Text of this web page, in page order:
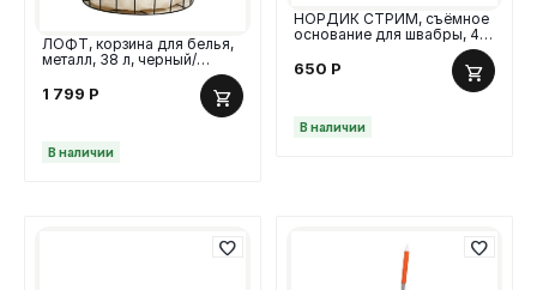
ЛОФТ, корзина для белья,
металл, 38 л, черный/
1 799 Р
В наличии
НОРДИК СТРИМ, съёмное
основание для швабры, 41
650 Р
В наличии